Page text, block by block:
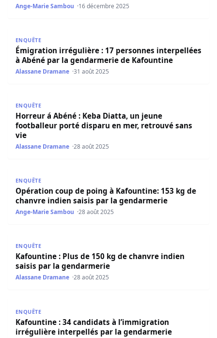
Ange-Marie Sambou 16 décembre 2025
ENQUÊTE
Émigration irrégulière : 17 personnes interpellées
à Abéné par la gendarmerie de Kafountine
Alassane Dramane 31 août 2025
ENQUÊTE
Horreur á Abéné : Keba Diatta, un jeune
footballeur porté disparu en mer, retrouvé sans
vie
Alassane Dramane 28 août 2025
ENQUÊTE
Opération coup de poing à Kafountine: 153 kg de
chanvre indien saisis par la gendarmerie
Ange-Marie Sambou 28 août 2025
ENQUÊTE
Kafountine : Plus de 150 kg de chanvre indien
saisis par la gendarmerie
Alassane Dramane 28 août 2025
ENQUÊTE
Kafountine : 34 candidats à l’immigration
irrégulière interpellés par la gendarmerie